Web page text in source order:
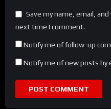
Save my name, email,
next time I comment.
Notify me of follow-up
Notify me of new posts by